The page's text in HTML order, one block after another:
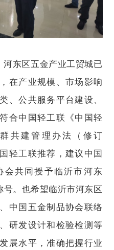
东区五金产业工贸城已
在产业规模、市场影响
、公共服务平台建设、
合中国轻工联《中国轻
共建管理办法（修订
轻工联推荐，建议中国
会共同授予临沂市河东
号。也希望临沂市河东区
中国五金制品协会联络
研发设计和检验检测等
展水平，准确把握行业